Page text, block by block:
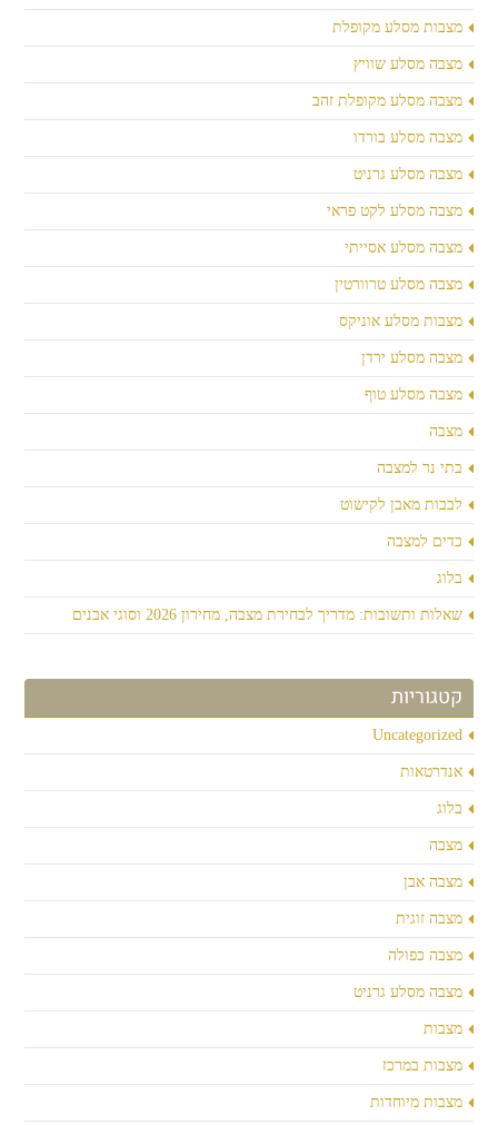
מצבות מסלע מקופלת
מצבה מסלע שוויץ
מצבה מסלע מקופלת זהב
מצבה מסלע בורדו
מצבה מסלע גרניט
מצבה מסלע לקט פראי
מצבה מסלע אסייתי
מצבה מסלע טרוורטין
מצבות מסלע אוניקס
מצבה מסלע ירדן
מצבה מסלע טוף
מצבה
בתי נר למצבה
לבבות מאבן לקישוט
כדים למצבה
בלוג
שאלות ותשובות: מדריך לבחירת מצבה, מחירון 2026 וסוגי אבנים
קטגוריות
Uncategorized
אנדרטאות
בלוג
מצבה
מצבה אבן
מצבה זוגית
מצבה כפולה
מצבה מסלע גרניט
מצבות
מצבות במרכז
מצבות מיוחדות